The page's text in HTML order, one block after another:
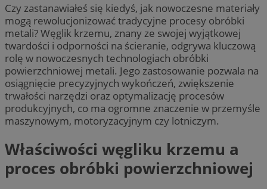
Czy zastanawiałeś się kiedyś, jak nowoczesne materiały
mogą rewolucjonizować tradycyjne procesy obróbki
metali? Węglik krzemu, znany ze swojej wyjątkowej
twardości i odporności na ścieranie, odgrywa kluczową
rolę w nowoczesnych technologiach obróbki
powierzchniowej metali. Jego zastosowanie pozwala na
osiągnięcie precyzyjnych wykończeń, zwiększenie
trwałości narzędzi oraz optymalizację procesów
produkcyjnych, co ma ogromne znaczenie w przemyśle
maszynowym, motoryzacyjnym czy lotniczym.
Właściwości węgliku krzemu a
proces obróbki powierzchniowej